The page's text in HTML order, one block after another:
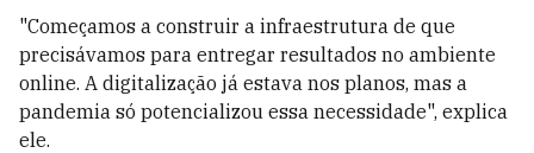
"Começamos a construir a infraestrutura de que
precisávamos para entregar resultados no ambiente
online. A digitalização já estava nos planos, mas a
pandemia só potencializou essa necessidade", explica
ele.